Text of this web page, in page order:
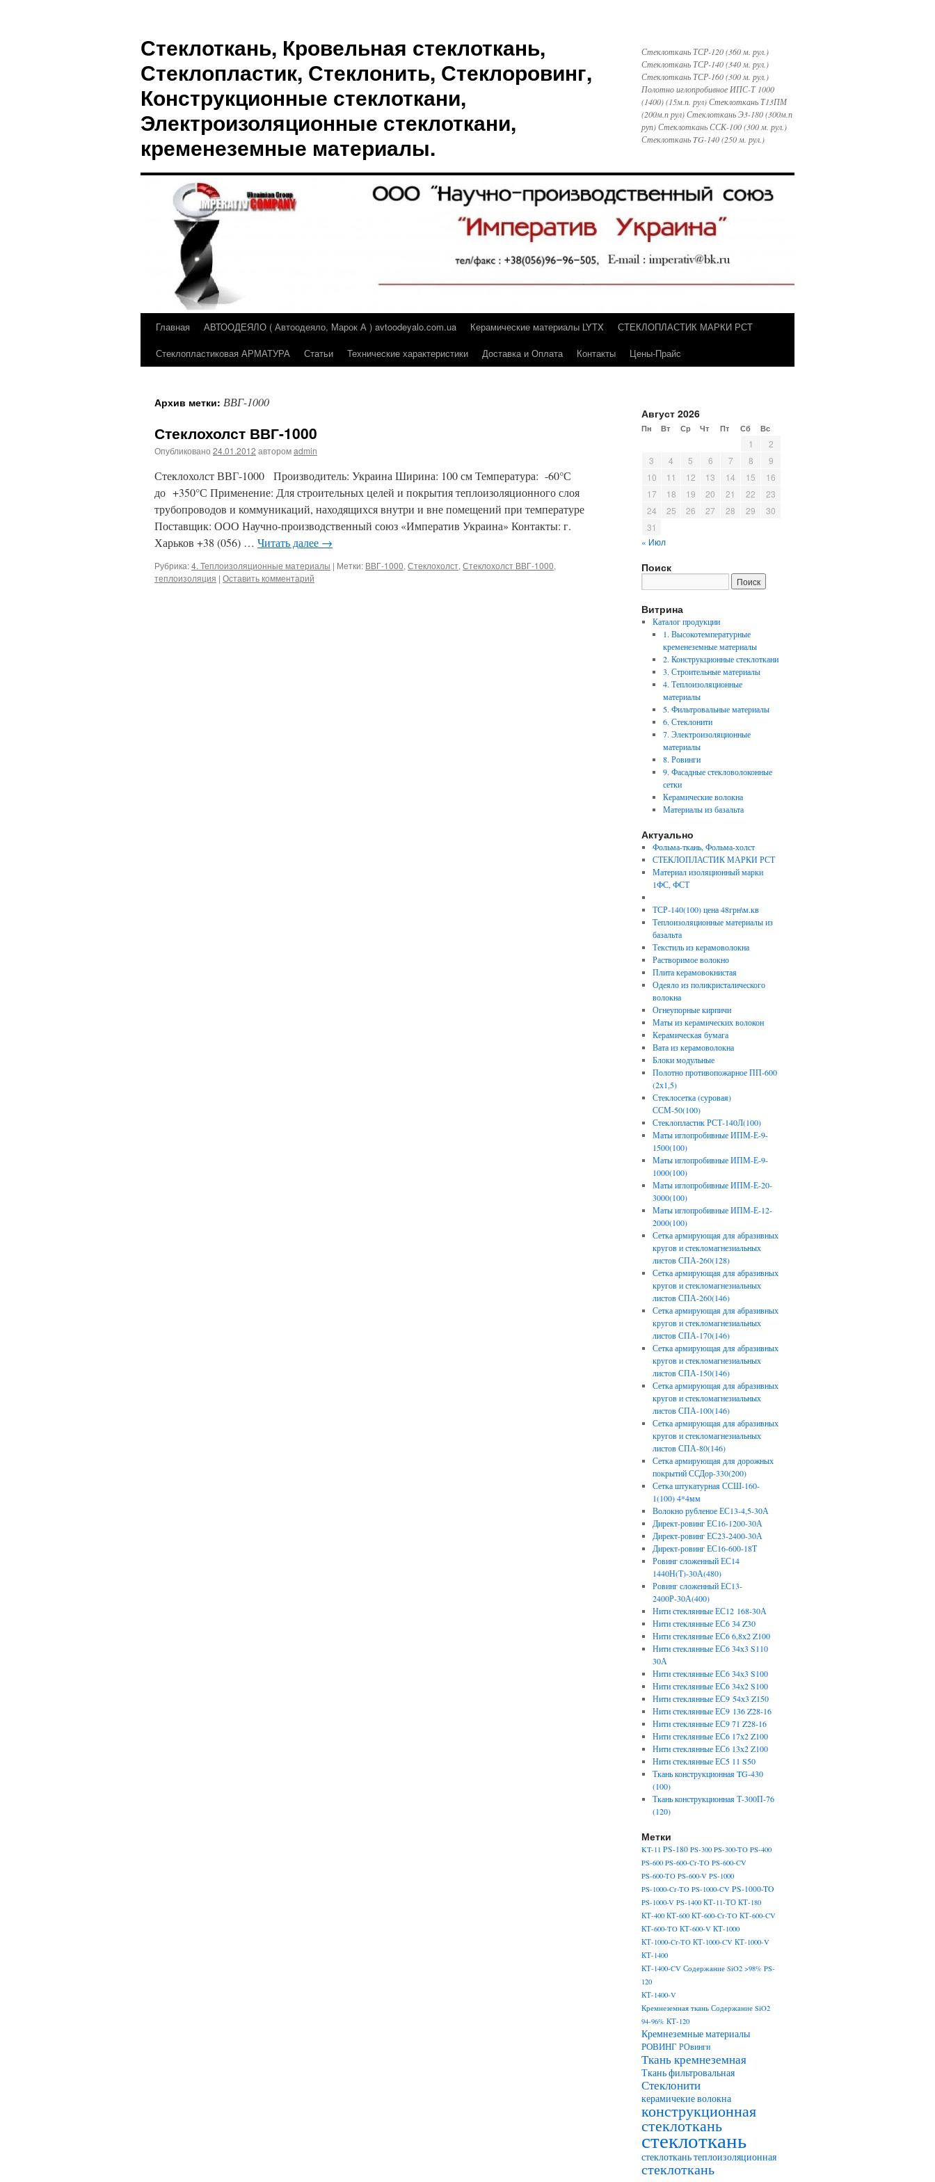
Стеклоткань, Кровельная стеклоткань,
Стеклопластик, Стеклонить, Стеклоровинг,
Конструкционные стеклоткани,
Электроизоляционные стеклоткани,
кременеземные материалы.
Стеклоткань ТСР-120 (360 м. рул.)
Стеклоткань ТСР-140 (340 м. рул.)
Стеклоткань ТСР-160 (300 м. рул.)
Полотно иглопробивное ИПС-Т 1000
(1400) (15м.п. рул) Стеклоткань Т13ПМ
(200м.п рул) Стеклоткань Э3-180 (300м.п
руп) Стеклоткань ССК-100 (300 м. рул.)
Стеклоткань TG-140 (250 м. рул.)
Перейти
Главная АВТООДЕЯЛО ( Автоодеяло, Марок А ) avtoodeyalo.com.ua Керамические материалы LYTX
СТЕКЛОПЛАСТИК МАРКИ РСТ
Стеклопластиковая АРМАТУРА
Статьи Технические характеристики Доставка и Оплата Контакты Цены-Прайс
Архив метки: ВВГ-1000
Стеклохолст ВВГ-1000
Опубликовано 24.01.2012 авторомadmin
Стеклохолст ВВГ-1000 Производитель: Украина Ширина: 100 см Температура: -60°С
до +350°С Применение: Для строительных целей и покрытия теплоизоляционного слоя
трубопроводов и коммуникаций, находящихся внутри и вне помещений при температуре
Поставщик: ООО Научно-производственный союз «Императив Украина» Контакты: г.
Харьков +38 (056) … Читать далее →
Рубрика:4. Теплоизоляционные материалы | Метки: ВВГ-1000, Стеклохолст, Стеклохолст ВВГ-1000,
теплоизоляция | Оставить комментарий
Август 2026
Пн Вт Ср Чт Пт Сб Вс
« Июл
1
2
3
4 5 6 7 8
9
10
11 12 13 14 15
16
17
18 19 20 21 22
23
24
25 26 27 28 29
30
31
Поиск
Витрина
Каталог продукции
1. Высокотемпературные
кременеземные материалы
2. Конструкционные стеклоткани
3. Строительные материалы
4. Теплоизоляционные
материалы
5. Фильтровальные материалы
6. Стеклонити
7. Электроизоляционные
материалы
8. Ровинги
9. Фасадные стекловолоконные
сетки
Керамические волокна
Материалы из базальта
Актуально
Фольма-ткань, Фольма-холст
СТЕКЛОПЛАСТИК МАРКИ РСТ
Материал изоляционный марки
1ФС, ФСТ
ТСР-140(100) цена 48грн\м.кв
Теплоизоляционные материалы из
базальта
Текстиль из керамоволокна
Растворимое волокно
Плита керамовокнистая
Одеяло из поликристалического
волокна
Огнеупорные кирпичи
Маты из керамических волокон
Керамическая бумага
Вата из керамоволокна
Блоки модульные
Полотно противопожарное ПП-600
(2х1,5)
Стеклосетка (суровая)
ССМ-50(100)
Стеклопластик РСТ-140Л(100)
Маты иглопробивные ИПМ-Е-9-
1500(100)
Маты иглопробивные ИПМ-Е-9-
1000(100)
Маты иглопробивные ИПМ-Е-20-
3000(100)
Маты иглопробивные ИПМ-Е-12-
2000(100)
Сетка армирующая для абразивных
кругов и стекломагнезиальных
листов СПА-260(128)
Сетка армирующая для абразивных
кругов и стекломагнезиальных
листов СПА-260(146)
Сетка армирующая для абразивных
кругов и стекломагнезиальных
листов СПА-170(146)
Сетка армирующая для абразивных
кругов и стекломагнезиальных
листов СПА-150(146)
Сетка армирующая для абразивных
кругов и стекломагнезиальных
листов СПА-100(146)
Сетка армирующая для абразивных
кругов и стекломагнезиальных
листов СПА-80(146)
Сетка армирующая для дорожных
покрытий ССДор-330(200)
Сетка штукатурная ССШ-160-
1(100) 4*4мм
Волокно рубленое ЕС13-4,5-30А
Директ-ровинг ЕС16-1200-30А
Директ-ровинг ЕС23-2400-30А
Директ-ровинг ЕС16-600-18Т
Ровинг сложенный ЕС14
1440Н(Т)-30А(480)
Ровинг сложенный ЕС13-
2400Р-30А(400)
Нити стеклянные ЕС12 168-30А
Нити стеклянные ЕС6 34 Z30
Нити стеклянные ЕС6 6,8х2 Z100
Нити стеклянные ЕС6 34х3 S110
30А
Нити стеклянные ЕС6 34х3 S100
Нити стеклянные ЕС6 34х2 S100
Нити стеклянные ЕС9 54х3 Z150
Нити стеклянные ЕС9 136 Z28-16
Нити стеклянные ЕС9 71 Z28-16
Нити стеклянные ЕС6 17х2 Z100
Нити стеклянные ЕС6 13х2 Z100
Нити стеклянные ЕС5 11 S50
Ткань конструкционная TG-430
(100)
Ткань конструкционная Т-300П-76
(120)
Метки
KT-11 PS-180 PS-300 PS-300-TO PS-400
PS-600 PS-600-Cr-TO PS-600-CV
PS-600-TO PS-600-V PS-1000
PS-1000-Cr-TO PS-1000-CV PS-1000-TO
PS-1000-V PS-1400 КТ-11-ТО КТ-180
КТ-400 КТ-600 КТ-600-Cr-TO КТ-600-CV
КТ-600-TO КТ-600-V КТ-1000
КТ-1000-Cr-TO КТ-1000-CV КТ-1000-V
КТ-1400
КТ-1400-CV Содержание SiO2 >98% PS-
120
КТ-1400-V
Кремнеземная ткань Содержание SiO2
94-96% КТ-120
Кремнеземные материалы
РОВИНГ РОвинги
Ткань кремнеземная
Ткань фильтровальная
Стеклонити
керамичекие волокна
конструкционная
стеклоткань
стеклоткань
стеклоткань теплоизоляционная
стеклоткань